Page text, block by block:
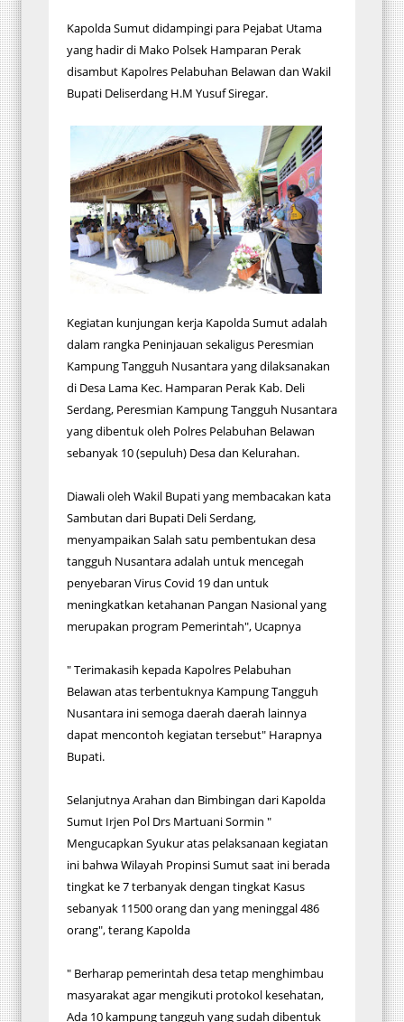
Kapolda Sumut didampingi para Pejabat Utama
yang hadir di Mako Polsek Hamparan Perak
disambut Kapolres Pelabuhan Belawan dan Wakil
Bupati Deliserdang H.M Yusuf Siregar.
Kegiatan kunjungan kerja Kapolda Sumut adalah
dalam rangka Peninjauan sekaligus Peresmian
Kampung Tangguh Nusantara yang dilaksanakan
di Desa Lama Kec. Hamparan Perak Kab. Deli
Serdang, Peresmian Kampung Tangguh Nusantara
yang dibentuk oleh Polres Pelabuhan Belawan
sebanyak 10 (sepuluh) Desa dan Kelurahan.
Diawali oleh Wakil Bupati yang membacakan kata
Sambutan dari Bupati Deli Serdang,
menyampaikan Salah satu pembentukan desa
tangguh Nusantara adalah untuk mencegah
penyebaran Virus Covid 19 dan untuk
meningkatkan ketahanan Pangan Nasional yang
merupakan program Pemerintah", Ucapnya
" Terimakasih kepada Kapolres Pelabuhan
Belawan atas terbentuknya Kampung Tangguh
Nusantara ini semoga daerah daerah lainnya
dapat mencontoh kegiatan tersebut" Harapnya
Bupati.
Selanjutnya Arahan dan Bimbingan dari Kapolda
Sumut Irjen Pol Drs Martuani Sormin "
Mengucapkan Syukur atas pelaksanaan kegiatan
ini bahwa Wilayah Propinsi Sumut saat ini berada
tingkat ke 7 terbanyak dengan tingkat Kasus
sebanyak 11500 orang dan yang meninggal 486
orang", terang Kapolda
" Berharap pemerintah desa tetap menghimbau
masyarakat agar mengikuti protokol kesehatan,
Ada 10 kampung tangguh yang sudah dibentuk